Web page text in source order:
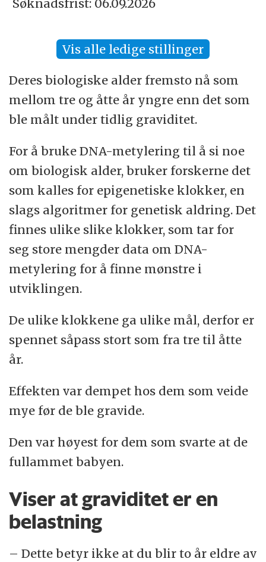
Søknadsfrist: 06.09.2026
Vis alle ledige stillinger
Deres biologiske alder fremsto nå som
mellom tre og åtte år yngre enn det som
ble målt under tidlig graviditet.
For å bruke DNA-metylering til å si noe
om biologisk alder, bruker forskerne det
som kalles for epigenetiske klokker, en
slags algoritmer for genetisk aldring. Det
finnes ulike slike klokker, som tar for
seg store mengder data om DNA-
metylering for å finne mønstre i
utviklingen.
De ulike klokkene ga ulike mål, derfor er
spennet såpass stort som fra tre til åtte
år.
Effekten var dempet hos dem som veide
mye før de ble gravide.
Den var høyest for dem som svarte at de
fullammet babyen.
Viser at graviditet er en
belastning
– Dette betyr ikke at du blir to år eldre av